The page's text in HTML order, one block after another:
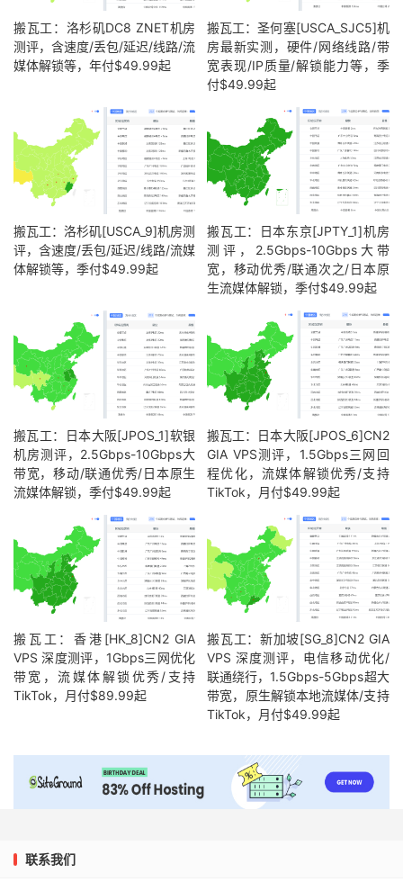
搬瓦工：洛杉矶DC8 ZNET机房
测评，含速度/丢包/延迟/线路/流
媒体解锁等，年付$49.99起
搬瓦工：圣何塞[USCA_SJC5]机
房最新实测，硬件/网络线路/带
宽表现/IP质量/解锁能力等，季
付$49.99起
搬瓦工：洛杉矶[USCA_9]机房测
评，含速度/丢包/延迟/线路/流媒
体解锁等，季付$49.99起
搬瓦工：日本东京[JPTY_1]机房
测评，2.5Gbps-10Gbps大带
宽，移动优秀/联通次之/日本原
生流媒体解锁，季付$49.99起
搬瓦工：日本大阪[JPOS_1]软银
机房测评，2.5Gbps-10Gbps大
带宽，移动/联通优秀/日本原生
流媒体解锁，季付$49.99起
搬瓦工：日本大阪[JPOS_6]CN2
GIA VPS测评，1.5Gbps三网回
程优化，流媒体解锁优秀/支持
TikTok，月付$49.99起
搬瓦工：香港[HK_8]CN2 GIA
VPS 深度测评，1Gbps三网优化
带宽，流媒体解锁优秀/支持
TikTok，月付$89.99起
搬瓦工：新加坡[SG_8]CN2 GIA
VPS 深度测评，电信移动优化/
联通绕行，1.5Gbps-5Gbps超大
带宽，原生解锁本地流媒体/支持
TikTok，月付$49.99起
联系我们